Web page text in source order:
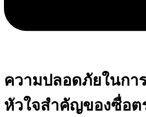
ความปลอดภัยในกา
หัวใจสำคัญของซื่อต